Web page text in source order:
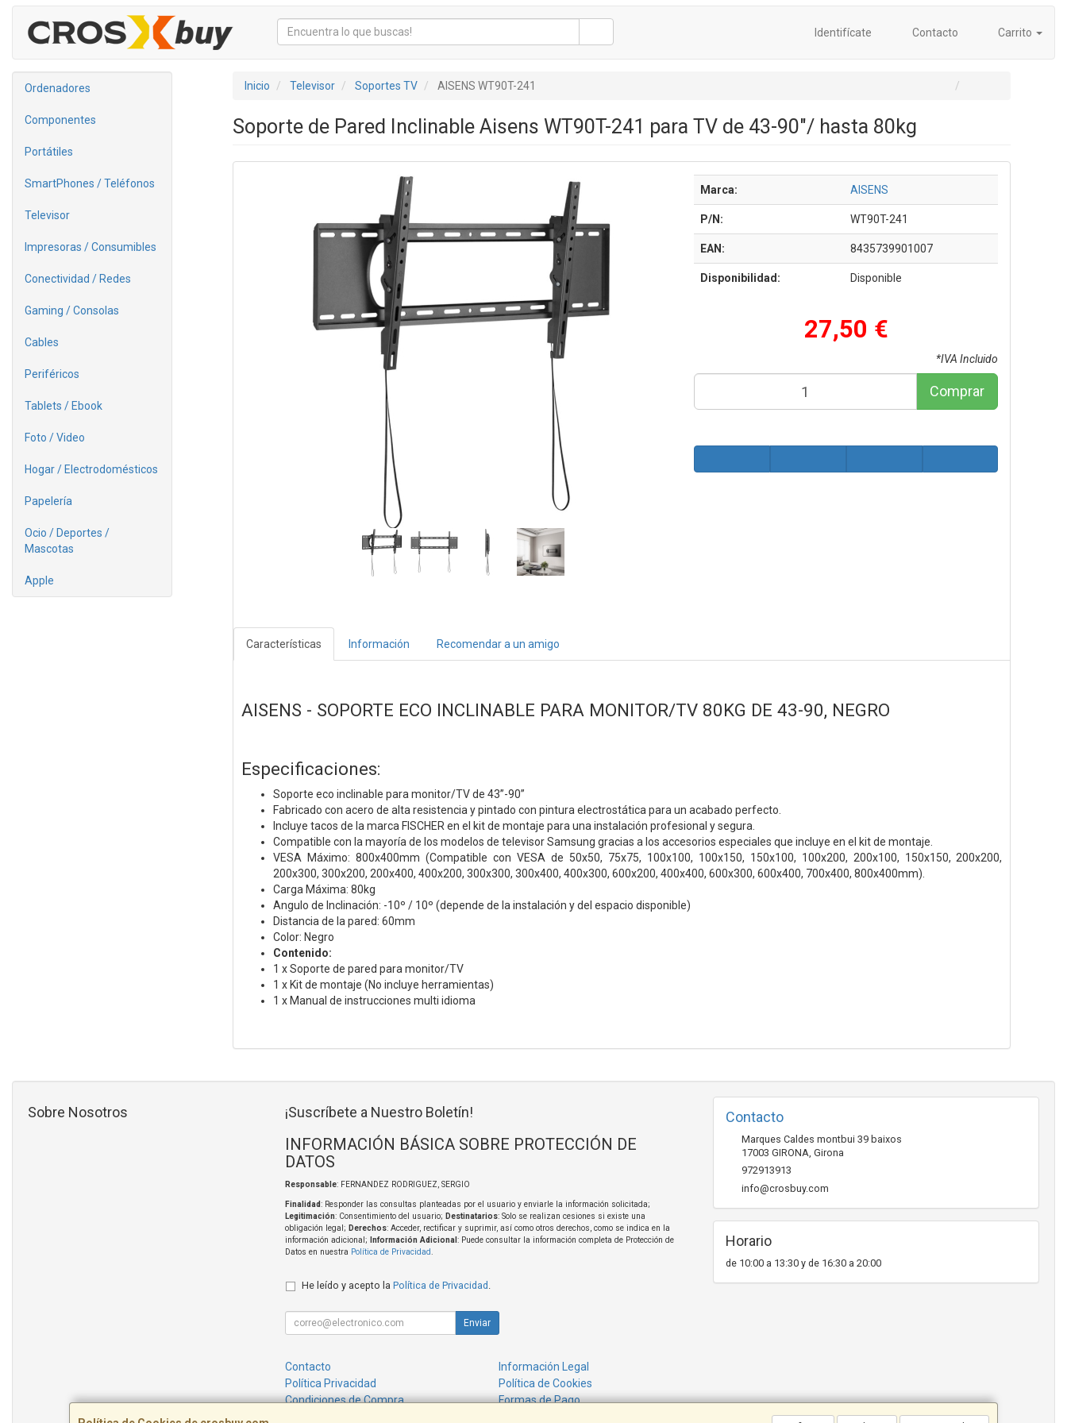
Identifícate Contacto Carrito
Ordenadores
Componentes
Portátiles
SmartPhones / Teléfonos
Televisor
Impresoras / Consumibles
Conectividad / Redes
Gaming / Consolas
Cables
Periféricos
Tablets / Ebook
Foto / Video
Hogar / Electrodomésticos
Papelería
Ocio / Deportes /
Mascotas
Apple
Inicio Televisor Soportes TV AISENS WT90T-241
Soporte de Pared Inclinable Aisens WT90T-241 para TV de 43-90"/ hasta 80kg
Marca: AISENS
P/N: WT90T-241
EAN: 8435739901007
Disponibilidad: Disponible
27,50 €
*IVA Incluido
Comprar
Características Información Recomendar a un amigo
AISENS - SOPORTE ECO INCLINABLE PARA MONITOR/TV 80KG DE 43-90, NEGRO
Especificaciones:
Soporte eco inclinable para monitor/TV de 43”-90”
Fabricado con acero de alta resistencia y pintado con pintura electrostática para un acabado perfecto.
Incluye tacos de la marca FISCHER en el kit de montaje para una instalación profesional y segura.
Compatible con la mayoría de los modelos de televisor Samsung gracias a los accesorios especiales que incluye en el kit de montaje.
VESA Máximo: 800x400mm (Compatible con VESA de 50x50, 75x75, 100x100, 100x150, 150x100, 100x200, 200x100, 150x150, 200x200,
200x300, 300x200, 200x400, 400x200, 300x300, 300x400, 400x300, 600x200, 400x400, 600x300, 600x400, 700x400, 800x400mm).
Carga Máxima: 80kg
Angulo de Inclinación: -10º / 10º (depende de la instalación y del espacio disponible)
Distancia de la pared: 60mm
Color: Negro
Contenido:
1 x Soporte de pared para monitor/TV
1 x Kit de montaje (No incluye herramientas)
1 x Manual de instrucciones multi idioma
Sobre Nosotros ¡Suscríbete a Nuestro Boletín!
INFORMACIÓN BÁSICA SOBRE PROTECCIÓN DE
DATOS
Responsable: FERNANDEZ RODRIGUEZ, SERGIO
Finalidad: Responder las consultas planteadas por el usuario y enviarle la información solicitada;
Legitimación: Consentimiento del usuario; Destinatarios: Solo se realizan cesiones si existe una
obligación legal; Derechos: Acceder, rectificar y suprimir, así como otros derechos, como se indica en la
información adicional;
Información Adicional : Puede consultar la información completa de Protección de
Datos en nuestra Política de Privacidad.
He leído y acepto la Política de Privacidad .
Enviar
Contacto
Información Legal
Política Privacidad
Política de Cookies
Condiciones de Compra
Formas de Pago
Contacto
Marques Caldes montbui 39 baixos
17003 GIRONA, Girona
972913913
info@crosbuy.com
Horario
de 10:00 a 13:30 y de 16:30 a 20:00